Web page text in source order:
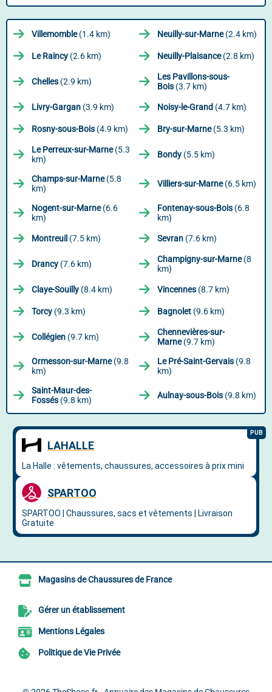
Villemomble(1.4 km) Neuilly-sur-Marne(2.4 km)
Le Raincy (2.6 km) Neuilly-Plaisance(2.8 km)
Chelles (2.9 km)
Les Pavillons-sous-
Bois (3.7 km)
Livry-Gargan (3.9 km) Noisy-le-Grand (4.7 km)
Rosny-sous-Bois (4.9 km) Bry-sur-Marne(5.3 km)
Le Perreux-sur-Marne(5.3
km)
Bondy (5.5 km)
Champs-sur-Marne(5.8
km)
Villiers-sur-Marne(6.5 km)
Nogent-sur-Marne(6.6
km)
Fontenay-sous-Bois (6.8
km)
Montreuil (7.5 km) Sevran (7.6 km)
Drancy (7.6 km) Champigny-sur-Marne(8
km)
Claye-Souilly (8.4 km) Vincennes (8.7 km)
Torcy (9.3 km) Bagnolet (9.6 km)
Collégien (9.7 km)
Chennevières-sur-
Marne(9.7 km)
Ormesson-sur-Marne(9.8
km)
Le Pré-Saint-Gervais (9.8
km)
Saint-Maur-des-
Fossés (9.8 km) Aulnay-sous-Bois (9.8 km)
Magasins de Chaussures de France
Gérer un établissement
Mentions Légales
Politique de Vie Privée